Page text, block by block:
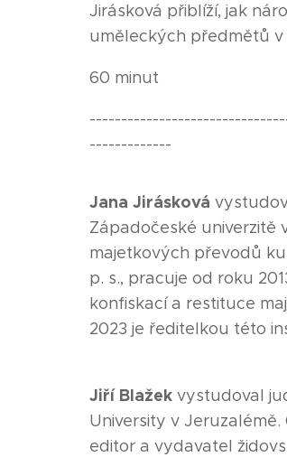
Jirásková přiblíží, jak
uměleckých předmětů v
60 minut
-------------
Jana Jirásková
Západočeské univerzitě
majetkových převodů
p. s., pracuje od roku
konfiskací a restituce
2023 je ředitelkou této
Jiří Blažek vystudoval
University v
editor a vydavatel